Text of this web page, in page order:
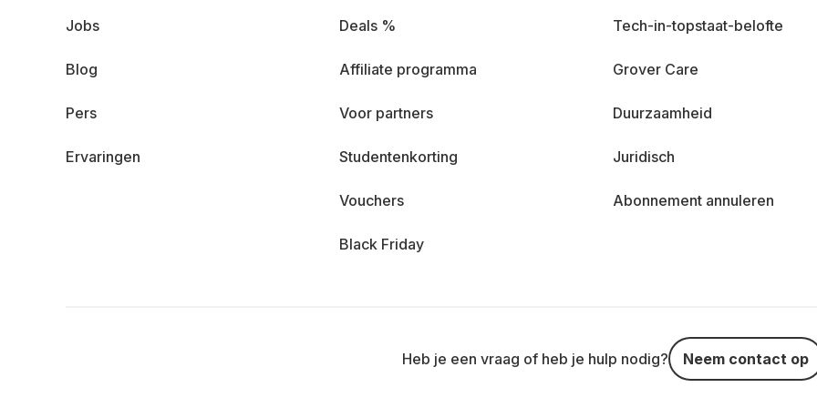
Jobs
Blog
Pers
Ervaringen
Deals %
Affiliate programma
Voor partners
Studentenkorting
Vouchers
Black Friday
Tech-in-topstaat-belofte
Grover Care
Duurzaamheid
Juridisch
Abonnement annuleren
Heb je een vraag of heb je hulp nodig? Neem contact op